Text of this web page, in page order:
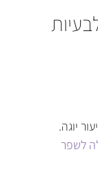
יוגה.
לשפר